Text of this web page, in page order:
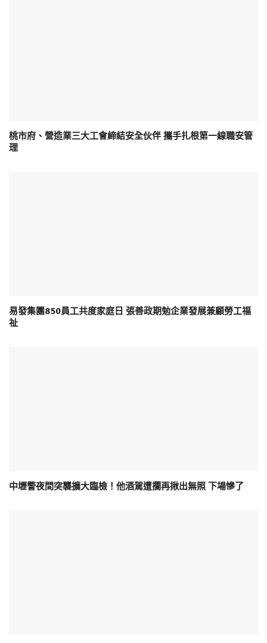
桃市府、營造業三大工會締結安全伙伴 攜手扎根第一線職安管
理
易發集團850員工共度家庭日 張善政期勉企業發展兼顧勞工福
祉
中壢警夜間突襲擴大臨檢！他酒駕遭攔再揪出無照 下場慘了